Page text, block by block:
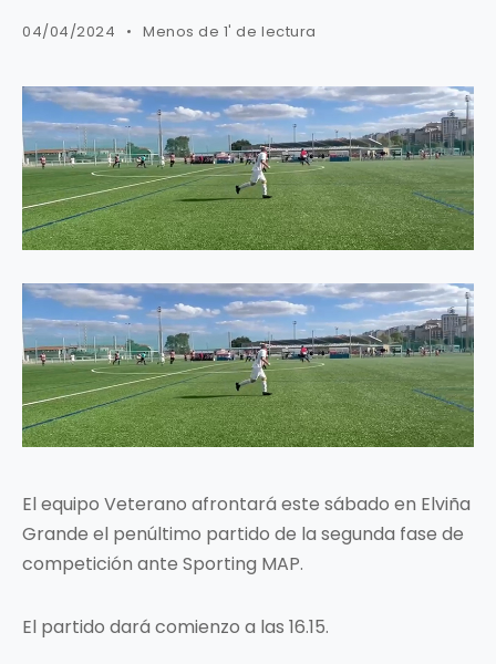
04/04/2024 Menos de 1' de lectura
El equipo Veterano afrontará este sábado en Elviña
Grande el penúltimo partido de la segunda fase de
competición ante Sporting MAP.
El partido dará comienzo a las 16.15.